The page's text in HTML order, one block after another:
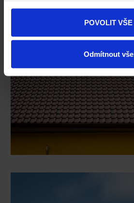
POVOLIT VŠE
Odmítnout vše